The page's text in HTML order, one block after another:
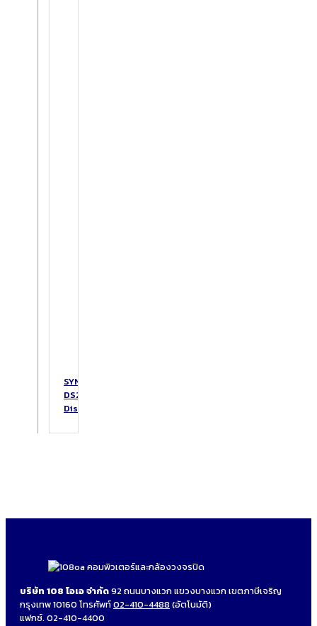
SYNOLOGY
DS223
DiskStation
บริษัท 108 โอเอ จำกัด92 ถนนบางแวก แขวงบางแวก เขตภาษีเจริญ
กรุงเทพ 10160 โทรศัพท์02-410-4488 (อัตโนมัติ)
แฟกซ์. 02-410-4400